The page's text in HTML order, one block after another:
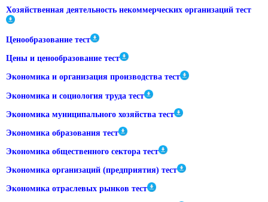
Хозяйственная деятельность некоммерческих организаций тест
Ценообразование тест
Цены и ценообразование тест
Экономика и организация производства тест
Экономика и социология труда тест
Экономика муниципального хозяйства тест
Экономика образования тест
Экономика общественного сектора тест
Экономика организаций (предприятия) тест
Экономика отраслевых рынков тест